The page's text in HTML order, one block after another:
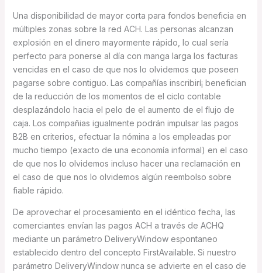
Una disponibilidad de mayor corta para fondos beneficia en
múltiples zonas sobre la red ACH. Las personas alcanzan
explosión en el dinero mayormente rápido, lo cual serí­a
perfecto para ponerse al día con manga larga los facturas
vencidas en el caso de que nos lo olvidemos que poseen
pagarse sobre contiguo. Las compañías inscribirí¡ benefician
de la reducción de los momentos de el ciclo contable
desplazándolo hacia el pelo de el aumento de el flujo de
caja. Los compañias igualmente podrán impulsar las pagos
B2B en criterios, efectuar la nómina a los empleadas por
mucho tiempo (exacto de una economía informal) en el caso
de que nos lo olvidemos incluso hacer una reclamación en
el caso de que nos lo olvidemos algún reembolso sobre
fiable rápido.
De aprovechar el procesamiento en el idéntico fecha, las
comerciantes envían las pagos ACH a través de ACHQ
mediante un parámetro DeliveryWindow espontaneo
establecido dentro del concepto FirstAvailable. Si nuestro
parámetro DeliveryWindow nunca se advierte en el caso de